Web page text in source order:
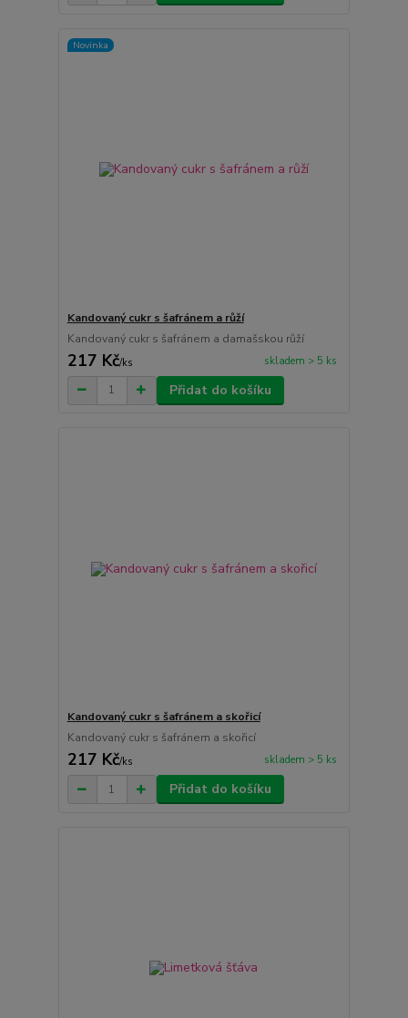
Novinka
Kandovaný cukr s šafránem a růží
Kandovaný cukr s šafránem a damašskou růží
217 Kč/ks skladem > 5 ks
Přidat do košíku
Kandovaný cukr s šafránem a skořicí
Kandovaný cukr s šafránem a skořicí
217 Kč/ks skladem > 5 ks
Přidat do košíku